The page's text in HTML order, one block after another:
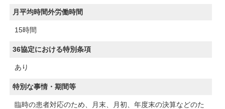
月平均時間外労働時間
15時間
36協定における特別条項
あり
特別な事情・期間等
臨時の患者対応のため、月末、月初、年度末の決算などのた